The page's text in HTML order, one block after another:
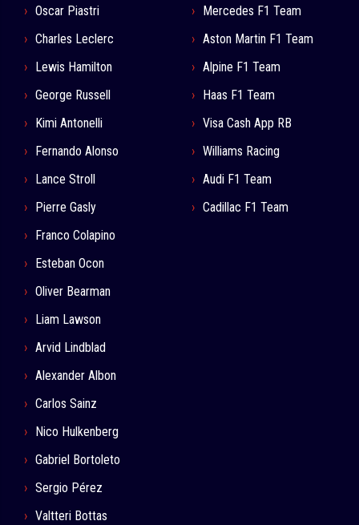
Oscar Piastri
Charles Leclerc
Lewis Hamilton
George Russell
Kimi Antonelli
Fernando Alonso
Lance Stroll
Pierre Gasly
Franco Colapino
Esteban Ocon
Oliver Bearman
Liam Lawson
Arvid Lindblad
Alexander Albon
Carlos Sainz
Nico Hulkenberg
Gabriel Bortoleto
Sergio Pérez
Valtteri Bottas
Mercedes F1 Team
Aston Martin F1 Team
Alpine F1 Team
Haas F1 Team
Visa Cash App RB
Williams Racing
Audi F1 Team
Cadillac F1 Team